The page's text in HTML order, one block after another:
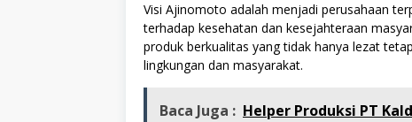
Visi Ajinomoto adalah menjadi perusahaan
terhadap kesehatan dan kesejahteraan
produk berkualitas yang tidak hanya lezat
lingkungan dan masyarakat.
Baca Juga : Helper Produksi PT